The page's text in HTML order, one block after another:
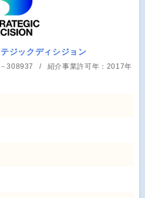
ジックディシジョン
308937
紹介事業許可年：2017年